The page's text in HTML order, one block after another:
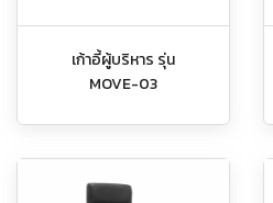
เก้าอี้ผู้บริหาร รุ่น
MOVE-03